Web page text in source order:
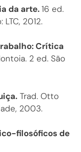
da arte.16 ed.
2012.
Crítica
2 ed. São
Trad. Otto
2003.
filosóficos de